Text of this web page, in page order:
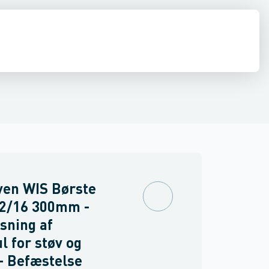
WIS Børste
16 300mm -
af
for støv og
Befæstelse